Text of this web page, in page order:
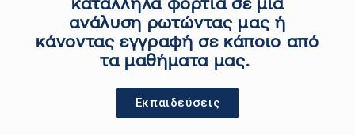
κατάλληλα φορτία σε μία
ανάλυση ρωτώντας μας ή
κάνοντας εγγραφή σε κάποιο από
τα μαθήματα μας.
Εκπαιδεύσεις